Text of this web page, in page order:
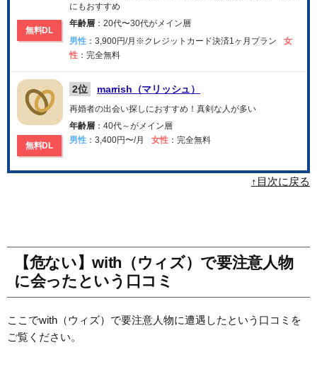
無料DL
にもおすすめ
年齢層 ：20代〜30代がメイン層
男性 ：3,900円/月※クレジットカード決済1ヶ月プラン
女
性 ：完全無料
無料DL
2位 marrish（マリッシュ）
再婚者の出会い探しにおすすめ！真剣な人が多い
年齢層 ：40代～がメイン層
男性 ：3,400円〜/月 女性 ：完全無料
↑目次に戻る
【危ない】with（ウィズ）で要注意人物
に会ったという口コミ
ここでwith（ウィズ）で要注意人物に遭遇したという口コミを
ご覧ください。